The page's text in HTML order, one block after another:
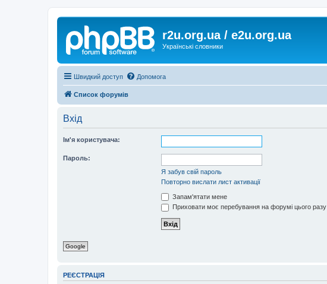
r2u.org.ua / e2u.org.ua
Українські словники
Швидкий доступ Допомога
Список форумів
Вхід
Ім'я користувача:
Пароль:
Я забув свій пароль
Повторно вислати лист активації
Запам'ятати мене
Приховати моє перебування на форумі цього разу
Google
РЕЄСТРАЦІЯ